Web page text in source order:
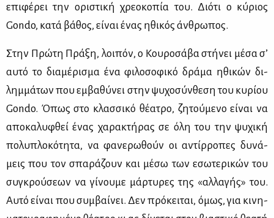
επι­φέ­ρει την ορι­στι­κή χρε­ο­κο­πία του. Διό­τι ο κύ­ριος
Gondo, κα­τά βά­θος, εί­ναι ένας ηθι­κός άν­θρω­πος.
Στην Πρώ­τη Πρά­ξη, λοι­πόν, ο Κου­ρο­σά­βα στή­νει μέ­σα σ’
αυ­τό το δια­μέ­ρι­σμα ένα φι­λο­σο­φι­κό δρά­μα ηθι­κών δι­
λημ­μά­των που εμ­βα­θύ­νει στην ψυ­χο­σύν­θε­ση του κυ­ρί­ου
Gondo. Όπως στο κλασ­σι­κό θέ­α­τρο, ζη­τού­με­νο εί­ναι να
απο­κα­λυ­φθεί ένας χα­ρα­κτή­ρας σε όλη του την ψυ­χι­κή
πο­λυ­πλο­κό­τη­τα, να φα­νε­ρω­θούν οι αντίρ­ρο­πες δυ­νά­
μεις που τον σπα­ρά­ζουν και μέ­σω των εσω­τε­ρι­κών του
συ­γκρού­σε­ων να γί­νου­με μάρ­τυ­ρες της «αλ­λα­γής» του.
Αυ­τό εί­ναι που συμ­βαί­νει. Δεν πρό­κει­ται, όμως, για κι­νη­